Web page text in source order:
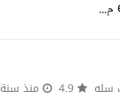
سله منذ سنة